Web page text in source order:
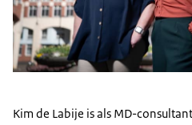
Kim de Labije is als MD-